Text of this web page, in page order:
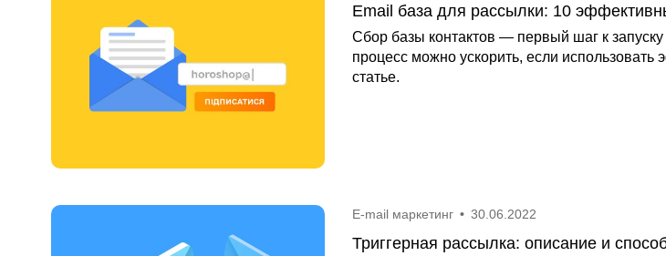
Email база для рассылки: 10
Сбор базы контактов — первый шаг к
процесс можно ускорить, если
статье.
E-mail маркетинг • 30.06.2022
Триггерная рассылка: описание и